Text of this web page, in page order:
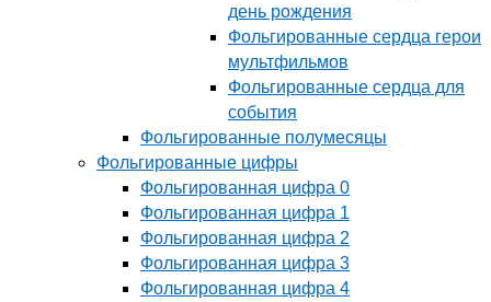
день рождения
Фольгированные сердца герои
мультфильмов
Фольгированные сердца для
события
Фольгированные полумесяцы
Фольгированные цифры
Фольгированная цифра 0
Фольгированная цифра 1
Фольгированная цифра 2
Фольгированная цифра 3
Фольгированная цифра 4